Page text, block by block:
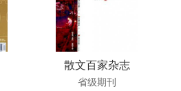
散文百家杂志
省级期刊